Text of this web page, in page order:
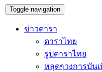
Toggle navigation
ข่าวดารา
ดาราไทย
รูปดาราไทย
หลุดๆวงการบัน